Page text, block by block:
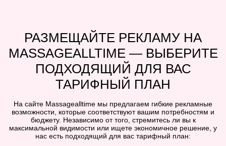
РАЗМЕЩАЙТЕ РЕКЛАМУ НА
MASSAGEALLTIME — ВЫБЕРИТЕ
ПОДХОДЯЩИЙ ДЛЯ ВАС
ТАРИФНЫЙ ПЛАН
На сайте Massagealltime мы предлагаем гибкие рекламные
возможности, которые соответствуют вашим потребностям и
бюджету. Независимо от того, стремитесь ли вы к
максимальной видимости или ищете экономичное решение, у
нас есть подходящий для вас тарифный план: